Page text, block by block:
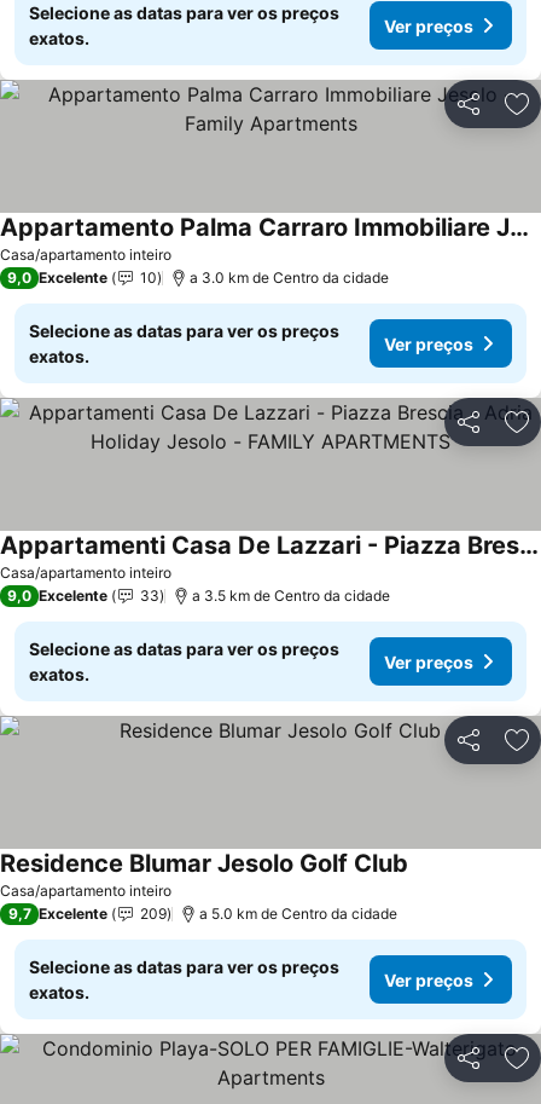
Selecione as datas para ver os preços
exatos.
Ver preços
Partilhar
Casa/apartamento inteiro
Appartamento Palma Carraro Immobiliare Jesolo - Family Apartments
Ver preços
9,0 Excelente 10 a 3.0 km de Centro da cidade
Selecione as datas para ver os preços
exatos.
Ver preços
Partilhar
Casa/apartamento inteiro
Appartamenti Casa De Lazzari - Piazza Brescia - Adria Holiday Jesolo - FAMILY APARTMENTS
Ver preços
9,0 Excelente 33 a 3.5 km de Centro da cidade
Selecione as datas para ver os preços
exatos.
Ver preços
Partilhar
Casa/apartamento inteiro
Residence Blumar Jesolo Golf Club
9,7 Excelente 209 a 5.0 km de Centro da cidade
Selecione as datas para ver os preços
exatos.
Ver preços
Partilhar